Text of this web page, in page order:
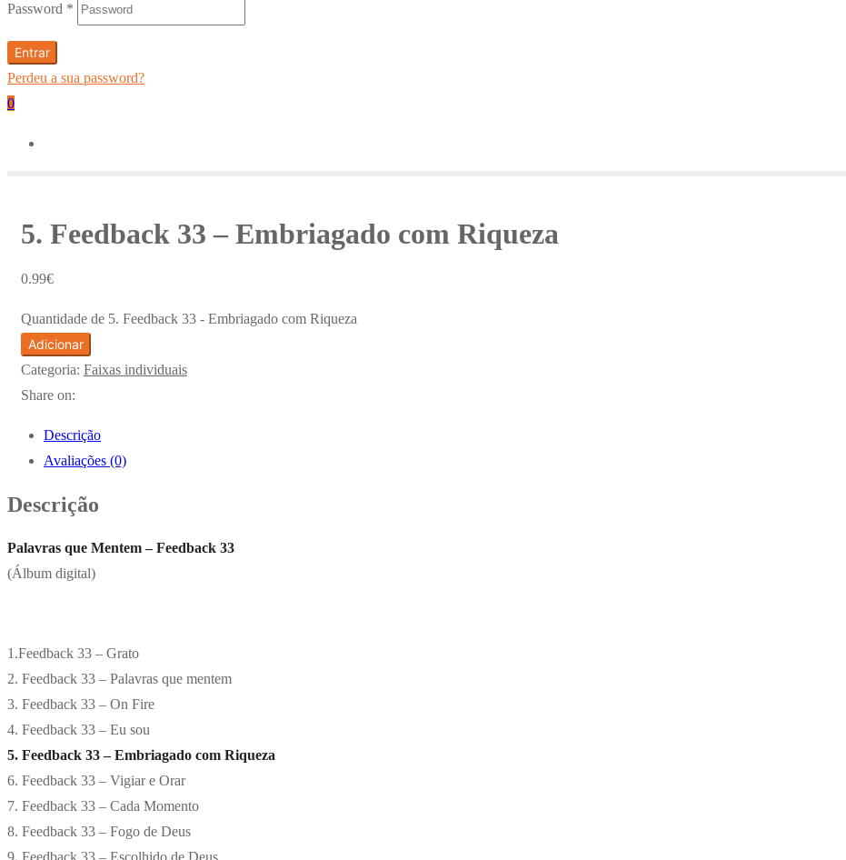
Password *
Entrar
Perdeu a sua password?
0
5. Feedback 33 – Embriagado com Riqueza
0.99€
Quantidade de 5. Feedback 33 - Embriagado com Riqueza
Adicionar
Categoria: Faixas individuais
Share on:
Descrição
Avaliações (0)
Descrição
Palavras que Mentem – Feedback 33
(Álbum digital)
1.Feedback 33 – Grato
2. Feedback 33 – Palavras que mentem
3. Feedback 33 – On Fire
4. Feedback 33 – Eu sou
5. Feedback 33 – Embriagado com Riqueza
6. Feedback 33 – Vigiar e Orar
7. Feedback 33 – Cada Momento
8. Feedback 33 – Fogo de Deus
9. Feedback 33 – Escolhido de Deus